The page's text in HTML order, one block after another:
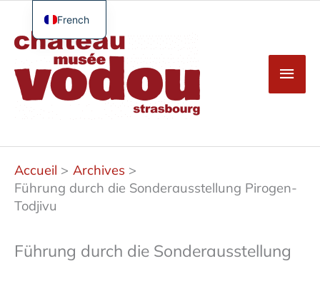
Aller
contenu
Accueil
Archives
Führung durch die Sonderausstellung Pirogen-
Todjivu
Führung durch die Sonderausstellung
French
English
German
Spanish